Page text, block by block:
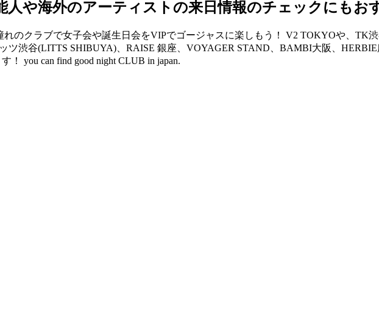
や海外のアーティストの来日情報のチェックにもお
のクラブで女子会や誕生日会をVIPでゴージャスに楽しもう！ V2 TOKYOや、TK渋
渋谷(LITTS SHIBUYA)、RAISE 銀座、VOYAGER STAND、BAMBI大阪、
you can find good night CLUB in japan.